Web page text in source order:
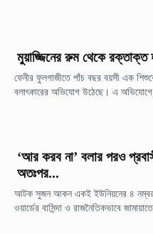
মুয়াজ্জিনের রুম থেকে রক্তাক্ত
ফেনীর ফুলগাজীতে পাঁচ বছর বয়সী এক
বলাৎকারের অভিযোগ উঠেছে। এ
‘আর করব না’ বলার পরও
অতঃপর...
আটক সুজন আকন একই ইউনিয়নের ৪
ওয়ার্ডের বাসিন্দা ও রাজনৈতিকভাবে